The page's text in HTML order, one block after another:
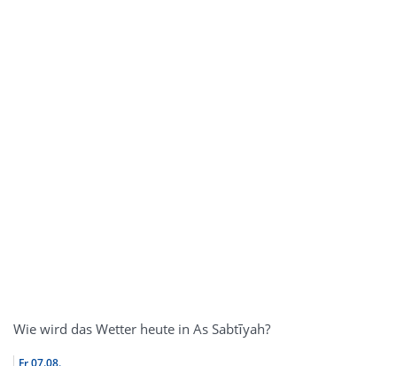
Wie wird das Wetter heute in As Sabtīyah?
Fr07.08.